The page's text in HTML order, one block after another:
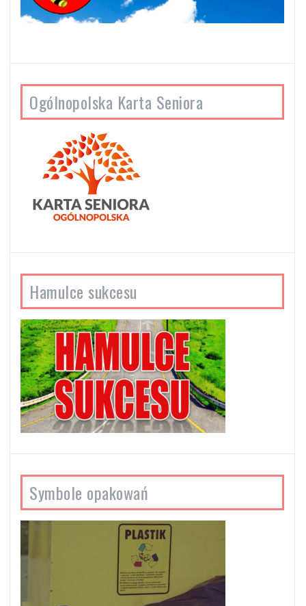
Ogólnopolska Karta Seniora
Hamulce sukcesu
Symbole opakowań